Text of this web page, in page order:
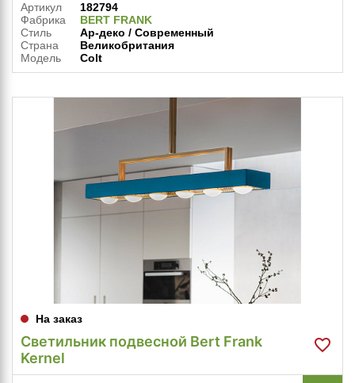
Артикул
182794
Фабрика
BERT FRANK
Стиль
Ар-деко / Современный
Страна
Великобритания
Модель
Colt
На заказ
Светильник подвесной Bert Frank
Kernel